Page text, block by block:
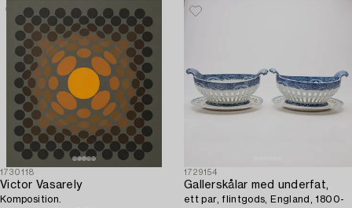
1730118
Victor Vasarely
Komposition.
1729154
Gallerskålar med underfat,
ett par, flintgods, England, 1800-